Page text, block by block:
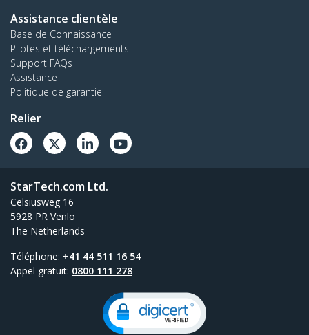
Assistance clientèle
Base de Connaissance
Pilotes et téléchargements
Support FAQs
Assistance
Politique de garantie
Relier
StarTech.com Ltd.
Celsiusweg 16
5928 PR Venlo
The Netherlands
Téléphone: +41 44 511 16 54
Appel gratuit: 0800 111 278